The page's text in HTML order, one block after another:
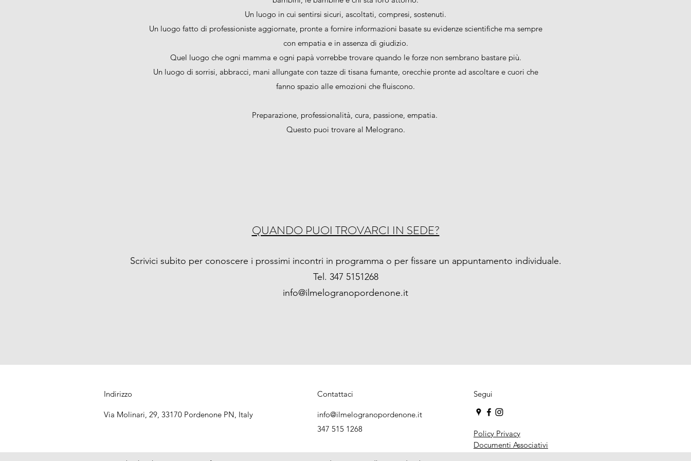
Un luogo in cui sentirsi sicuri, ascoltati, compresi, sostenuti.
Un luogo fatto di professioniste aggiornate, pronte a fornire informazioni basate su evidenze scientifiche ma sempre
con empatia e in assenza di giudizio.
Quel luogo che ogni mamma e ogni papà vorrebbe trovare quando le forze non sembrano bastare più.
Un luogo di sorrisi, abbracci, mani allungate con tazze di tisana fumante, orecchie pronte ad ascoltare e cuori che
fanno spazio alle emozioni che fluiscono.
Preparazione, professionalità, cura, passione, empatia.
Questo puoi trovare al Melograno.
QUANDO PUOI TROVARCI IN SEDE?
Scrivici subito per conoscere i prossimi incontri in programma o per fissare un appuntamento individuale.
Tel. 347 5151268
info@ilmelogranopordenone.it
Indirizzo Contattaci Segui
Via Molinari, 29, 33170 Pordenone PN, Italy
info@ilmelogranopordenone.it
347 515 1268
Policy Privacy
Documenti Associativi